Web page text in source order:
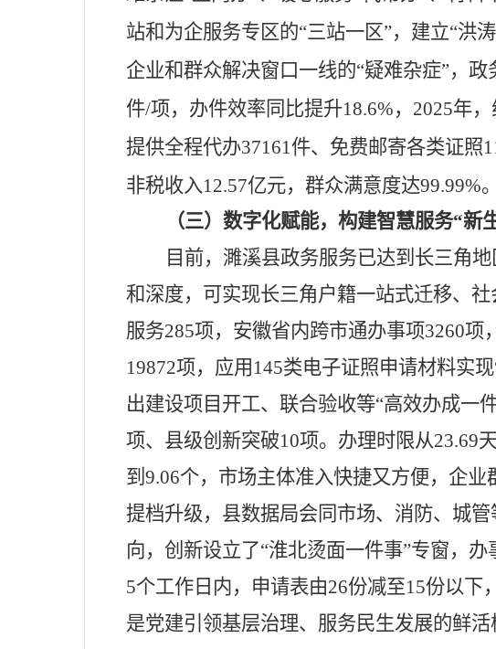
站和为企服务专区的“三站一区”， 建立“洪
企业和群众解决窗口一线的“疑难杂症”，
件/项，办件效率同比提升18.6%， 2025年
提供全程代办37161件、免费邮寄各类证照
非税收入12.57亿元，群众满意度达99.99%。
（三） 数字化赋能，构建智慧服务“新
目前， 濉溪县政务服务已达到长三角
和深度，可实现长三角户籍一站式迁移、
服务285项，安徽省内跨市通办事项3260项
19872项， 应用 145类电子证照申请材料实
出建设项目开工、联合验收等“高效办成一
项、县级创新突破10项。 办理时限从23.69
到9.06个，市场主体准入快捷又方便，企业
提档升级，县数据局会同市场、消防、城
向，创新设立了“淮北烫面一件事”专窗，
5个工作日内，申请表由26份减至15份以
是党建引领基层治理、服务民生发展的鲜活